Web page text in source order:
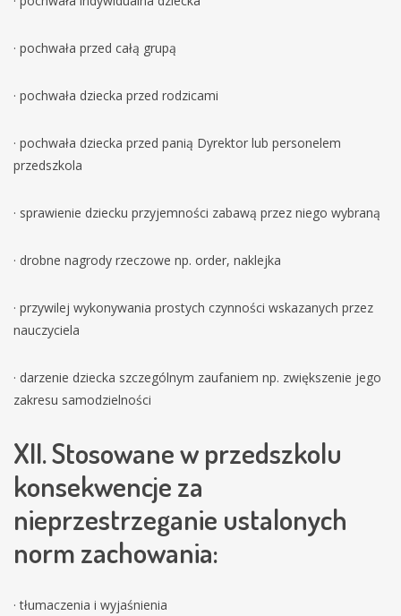
· pochwała przed całą grupą
· pochwała dziecka przed rodzicami
· pochwała dziecka przed panią Dyrektor lub personelem
przedszkola
· sprawienie dziecku przyjemności zabawą przez niego wybraną
· drobne nagrody rzeczowe np. order, naklejka
· przywilej wykonywania prostych czynności wskazanych przez
nauczyciela
· darzenie dziecka szczególnym zaufaniem np. zwiększenie jego
zakresu samodzielności
XII. Stosowane w przedszkolu
konsekwencje za
nieprzestrzeganie ustalonych
norm zachowania:
· tłumaczenia i wyjaśnienia